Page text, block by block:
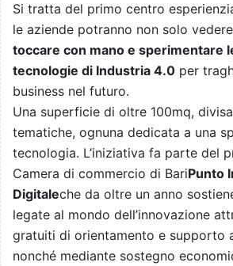
Si tratta del primo centro
le aziende potranno non solo
toccare con mano e sperimentare
tecnologie di Industria 4.0 per
business nel futuro.
Una superficie di oltre 100mq,
tematiche, ognuna dedicata a una
tecnologia. L’iniziativa fa parte del
Camera di commercio di BariPunto
Digitaleche da oltre un anno
legate al mondo dell’innovazione
gratuiti di orientamento e supporto
nonché mediante sostegno